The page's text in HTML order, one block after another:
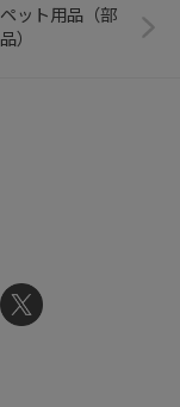
ペット用品（部
品）